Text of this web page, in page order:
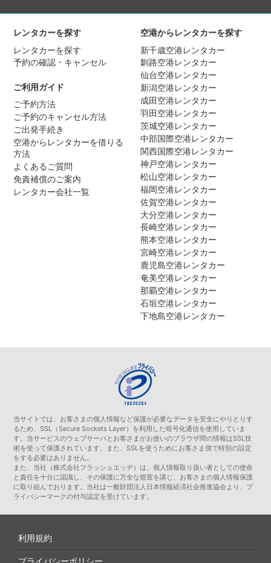
レンタカーを探す
レンタカーを探す
予約の確認・キャンセル
ご利用ガイド
ご予約方法
ご予約のキャンセル方法
ご出発手続き
空港からレンタカーを借りる
方法
よくあるご質問
免責補償のご案内
レンタカー会社一覧
空港からレンタカーを探す
新千歳空港レンタカー
釧路空港レンタカー
仙台空港レンタカー
新潟空港レンタカー
成田空港レンタカー
羽田空港レンタカー
茨城空港レンタカー
中部国際空港レンタカー
関西国際空港レンタカー
神戸空港レンタカー
松山空港レンタカー
福岡空港レンタカー
佐賀空港レンタカー
大分空港レンタカー
長崎空港レンタカー
熊本空港レンタカー
宮崎空港レンタカー
鹿児島空港レンタカー
奄美空港レンタカー
那覇空港レンタカー
石垣空港レンタカー
下地島空港レンタカー
当サイトでは、お客さまの個人情報など保護が必要なデータを安全にやりとりす
るため、SSL（Secure Sockets Layer）を利用した暗号化通信を使用していま
す。当サービスのウェブサーバとお客さまがお使いのブラウザ間の情報はSSL技
術を使って保護されています。また、SSLを使うためにお客さま側で特別の設定
をする必要はありません。
また、当社（株式会社フラッシュエッヂ）は、個人情報取り扱い者としての使命
と責任を十分に認識し、その保護に万全な措置を講じ、お客さまの個人情報保護
に取り組んでおります。当社は一般財団法人日本情報経済社会推進協会より、プ
ライバシーマークの付与認定を受けています。
利用規約
プライバシーポリシー